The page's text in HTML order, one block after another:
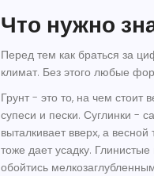
Что нужно
Перед тем как браться за
климат. Без этого любые
Грунт- это то, на чем стоит
супеси и пески. Суглинки -
выталкивает вверх, а
тоже дает усадку.
обойтись